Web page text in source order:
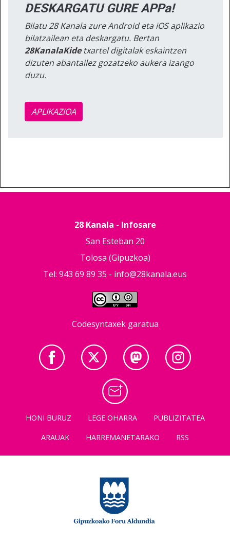
DESKARGATU GURE APPa!
Bilatu 28 Kanala zure Android eta iOS aplikazio
bilatzailean eta deskargatu. Bertan
28KanalaKidetxartel digitalak eskaintzen
dizuten abantailez gozatzeko aukera izango
duzu.
APLIKAZIOA
28 Kanala - Infosare
San Esteban 20
Tolosa (Gipuzkoa)
Tel: 943 69 89 35 - info@28kanala.eus
Codesyntaxek garatua
HONI BURUZ LEGE OHARRA
PUBLIZITATEA
ARAUAK
HARREMANETARAKO RSS